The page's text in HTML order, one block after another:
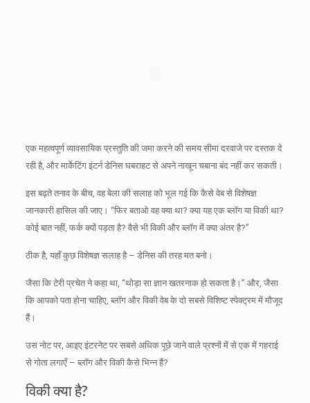
एक महत्वपूर्ण व्यावसायिक प्रस्तुति की जमा करने की समय सीमा दरवाजे पर दस्तक दे
रही है, और मार्केटिंग इंटर्न डेनिस घबराहट से अपने नाखून चबाना बंद नहीं कर सकती।
इस बढ़ते तनाव के बीच, वह बेला की सलाह को भूल गई कि कैसे वेब से विशेषज्ञ
जानकारी हासिल की जाए। “फिर बताओ वह क्या था? क्या यह एक ब्लॉग या विकी था?
कोई बात नहीं, फर्क क्यों पड़ता है? वैसे भी विकी और ब्लॉग में क्या अंतर है?”
ठीक है, यहाँ कुछ विशेषज्ञ सलाह है – डेनिस की तरह मत बनो।
जैसा कि टेरी प्रचेत ने कहा था, “थोड़ा सा ज्ञान खतरनाक हो सकता है।” और, जैसा
कि आपको पता होना चाहिए, ब्लॉग और विकी वेब के दो सबसे विशिष्ट स्पेक्ट्रम में मौजूद
हैं।
उस नोट पर, आइए इंटरनेट पर सबसे अधिक पूछे जाने वाले प्रश्नों में से एक में गहराई
से गोता लगाएँ – ब्लॉग और विकी कैसे भिन्न हैं?
विकी क्या है?